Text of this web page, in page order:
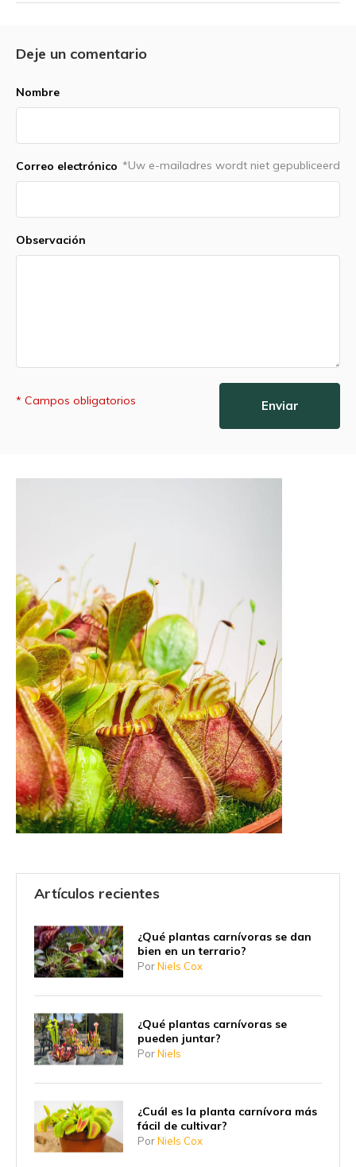
Deje un comentario
Nombre
Correo electrónico *Uw e-mailadres wordt niet gepubliceerd
Observación
* Campos obligatorios Enviar
Artículos recientes
¿Qué plantas carnívoras se dan
bien en un terrario?
PorNiels Cox
¿Qué plantas carnívoras se
pueden juntar?
PorNiels
¿Cuál es la planta carnívora más
fácil de cultivar?
PorNiels Cox